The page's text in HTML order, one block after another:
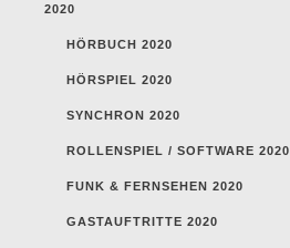
2020
HÖRBUCH 2020
HÖRSPIEL 2020
SYNCHRON 2020
ROLLENSPIEL / SOFTWARE 2020
FUNK & FERNSEHEN 2020
GASTAUFTRITTE 2020